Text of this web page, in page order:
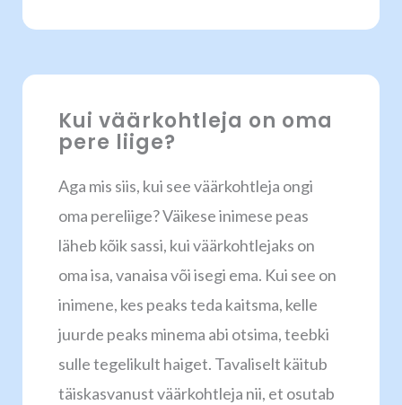
Kui väärkohtleja on oma
pere liige?
Aga mis siis, kui see väärkohtleja ongi
oma pereliige? Väikese inimese peas
läheb kõik sassi, kui väärkohtlejaks on
oma isa, vanaisa või isegi ema. Kui see on
inimene, kes peaks teda kaitsma, kelle
juurde peaks minema abi otsima, teebki
sulle tegelikult haiget. Tavaliselt käitub
täiskasvanust väärkohtleja nii, et osutab